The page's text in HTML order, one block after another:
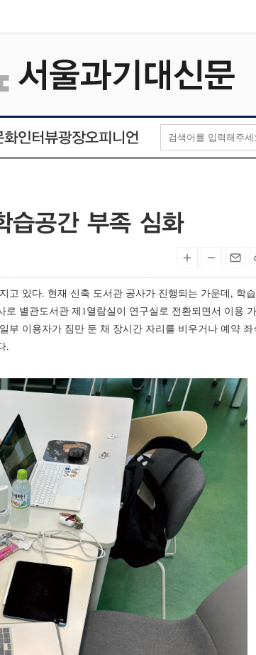
화인터뷰광장오피니언
습공간 부족 심화
고 있다. 현재 신축 도서관 공사가 진행되는 가운데, 학
별관도서관 제1열람실이 연구실로 전환되면서 이용
부 이용자가 짐만 둔 채 장시간 자리를 비우거나 예약 좌
.